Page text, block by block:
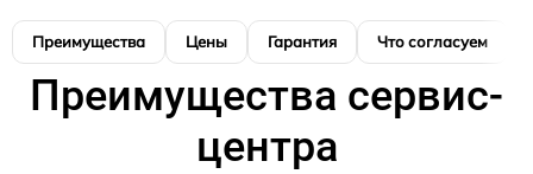
Преимущества Цены Гарантия Что согласуем
Преимущества сервис-
центра